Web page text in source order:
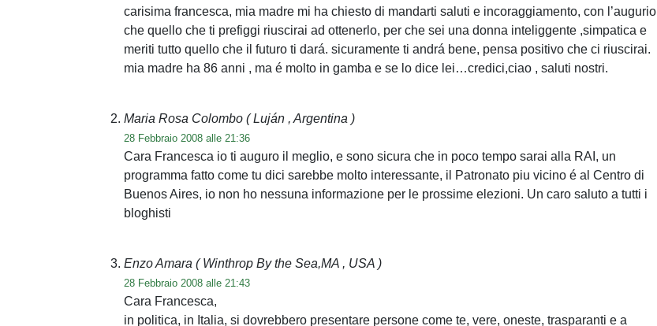
carisima francesca, mia madre mi ha chiesto di mandarti saluti e incoraggiamento, con l’augurio
che quello che ti prefiggi riuscirai ad ottenerlo, per che sei una donna inteliggente ,simpatica e
meriti tutto quello che il futuro ti dará. sicuramente ti andrá bene, pensa positivo che ci riuscirai.
mia madre ha 86 anni , ma é molto in gamba e se lo dice lei…credici,ciao , saluti nostri.
Maria Rosa Colombo ( Luján , Argentina )
28 Febbraio 2008 alle 21:36
Cara Francesca io ti auguro il meglio, e sono sicura che in poco tempo sarai alla RAI, un
programma fatto come tu dici sarebbe molto interessante, il Patronato piu vicino é al Centro di
Buenos Aires, io non ho nessuna informazione per le prossime elezioni. Un caro saluto a tutti i
bloghisti
Enzo Amara ( Winthrop By the Sea,MA , USA )
28 Febbraio 2008 alle 21:43
Cara Francesca,
in politica, in Italia, si dovrebbero presentare persone come te, vere, oneste, trasparanti e a